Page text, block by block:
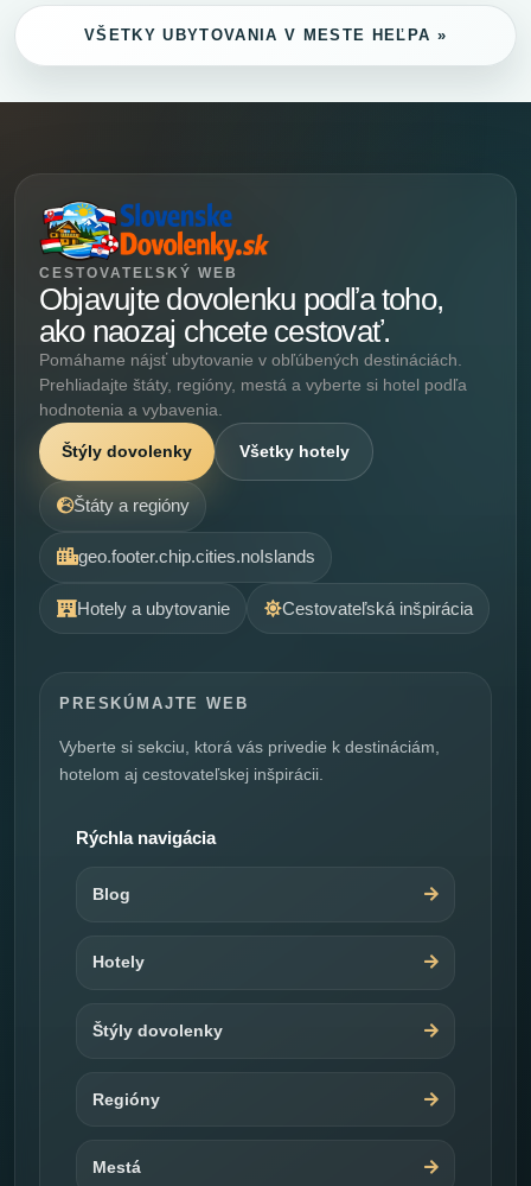
VŠETKY UBYTOVANIA V MESTE HEĽPA »
CESTOVATEĽSKÝ WEB
Objavujte dovolenku podľa toho,
ako naozaj chcete cestovať.
Pomáhame nájsť ubytovanie v obľúbených destináciách.
Prehliadajte štáty, regióny, mestá a vyberte si hotel podľa
hodnotenia a vybavenia.
Štýly dovolenky Všetky hotely
Štáty a regióny
geo.footer.chip.cities.noIslands
Hotely a ubytovanie Cestovateľská inšpirácia
PRESKÚMAJTE WEB
Vyberte si sekciu, ktorá vás privedie k destináciám,
hotelom aj cestovateľskej inšpirácii.
Rýchla navigácia
Blog
Hotely
Štýly dovolenky
Regióny
Mestá